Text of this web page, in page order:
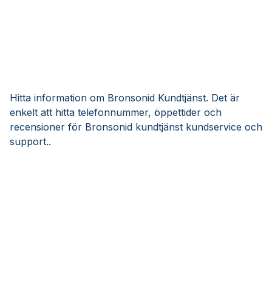
Hitta information om Bronsonid Kundtjänst. Det är
enkelt att hitta telefonnummer, öppettider och
recensioner för Bronsonid kundtjänst kundservice och
support..